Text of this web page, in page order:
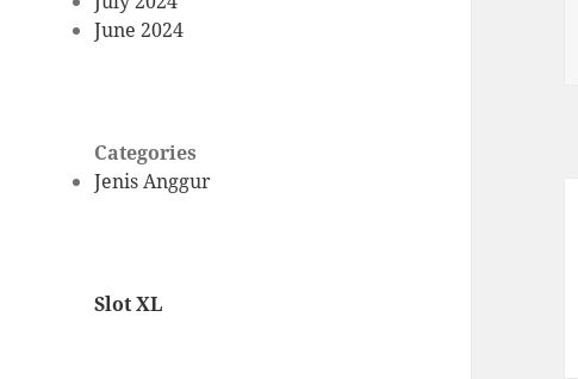
June 2024
Categories
Jenis Anggur
Slot XL